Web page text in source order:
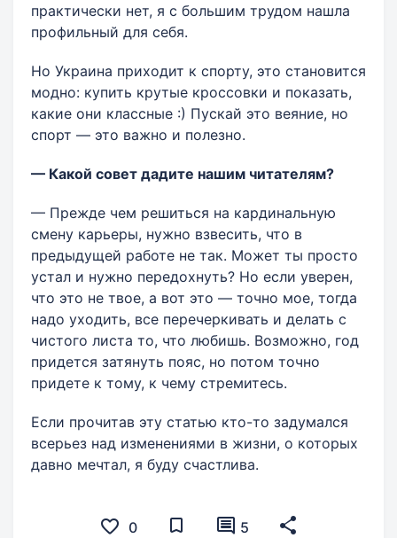
практически нет, я с большим трудом нашла
профильный для себя.
Но Украина приходит к спорту, это становится
модно: купить крутые кроссовки и показать,
какие они классные :) Пускай это веяние, но
спорт — это важно и полезно.
— Какой совет дадите нашим читателям?
— Прежде чем решиться на кардинальную
смену карьеры, нужно взвесить, что в
предыдущей работе не так. Может ты просто
устал и нужно передохнуть? Но если уверен,
что это не твое, а вот это — точно мое, тогда
надо уходить, все перечеркивать и делать с
чистого листа то, что любишь. Возможно, год
придется затянуть пояс, но потом точно
придете к тому, к чему стремитесь.
Если прочитав эту статью кто-то задумался
всерьез над изменениями в жизни, о которых
давно мечтал, я буду счастлива.
0 5